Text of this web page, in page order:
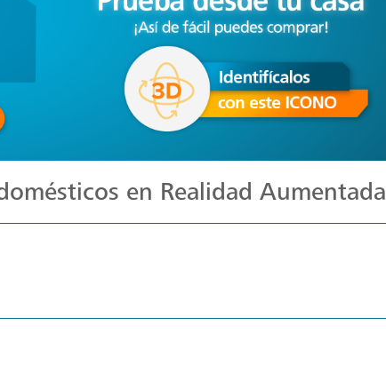
en Realidad Aumentada